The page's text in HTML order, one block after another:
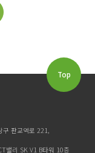
구 판교역로 221,
밸리 SK V1 B타워 10층
Top